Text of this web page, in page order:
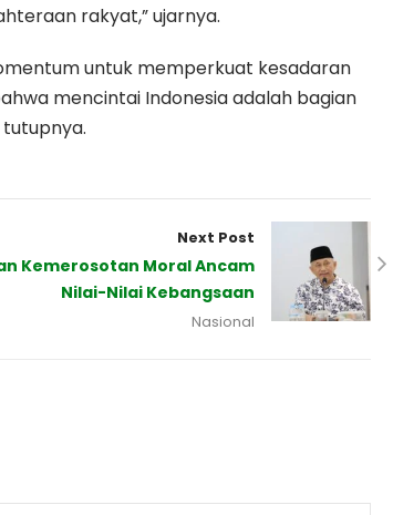
rakyat,” ujarnya.
untuk memperkuat kesadaran
mencintai Indonesia adalah bagian
Next Post
Kemerosotan Moral Ancam
Nilai-Nilai Kebangsaan
Nasional